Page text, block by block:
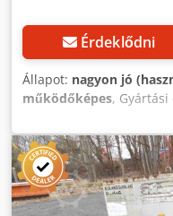
Érdeklődni
Állapot: nagyon jó
működőképes, Gyártási
Kibocsátási norma 5,
m³/min; üzemi nyomás
nyomás 10,3 bar,
Aniowa